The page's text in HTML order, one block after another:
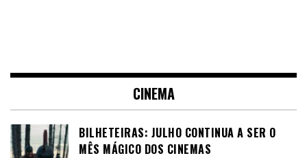
CINEMA
BILHETEIRAS: JULHO CONTINUA A SER O
MÊS MÁGICO DOS CINEMAS